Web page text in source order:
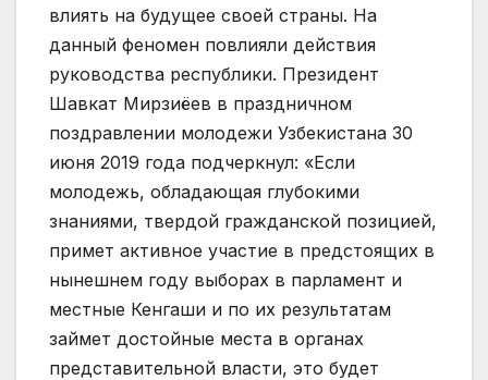
влиять на будущее своей страны. На
данный феномен повлияли действия
руководства республики. Президент
Шавкат Мирзиёев в праздничном
поздравлении молодежи Узбекистана 30
июня 2019 года подчеркнул: «Если
молодежь, обладающая глубокими
знаниями, твердой гражданской позицией,
примет активное участие в предстоящих в
нынешнем году выборах в парламент и
местные Кенгаши и по их результатам
займет достойные места в органах
представительной власти, это будет